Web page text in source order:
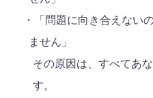
・「問題に向き合えない
ません」
その原因は、すべてあ
す。